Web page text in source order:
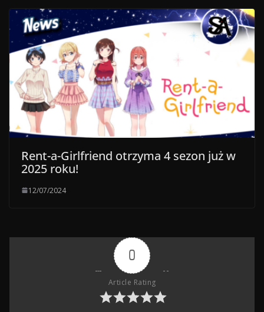
Rent-a-Girlfriend otrzyma 4 sezon już w
2025 roku!
12/07/2024
0
Article Rating